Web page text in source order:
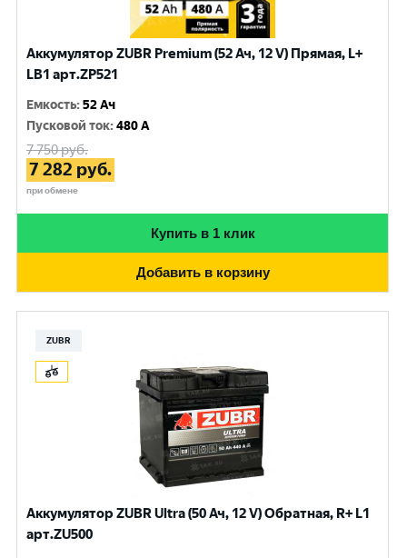
Аккумулятор ZUBR Premium (52 Ач, 12 V) Прямая, L+
LB1 арт.ZP521
Емкость:52 Ач
Пусковой ток:480 A
7 750руб.
7 282 руб.
при обмене
Купить в 1 клик
Добавить в корзину
ZUBR
Аккумулятор ZUBR Ultra (50 Ач, 12 V) Обратная, R+ L1
арт.ZU500